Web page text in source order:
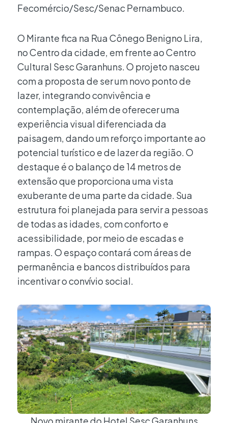
Fecomércio/Sesc/Senac Pernambuco.
O Mirante fica na Rua Cônego Benigno Lira,
no Centro da cidade, em frente ao Centro
Cultural Sesc Garanhuns. O projeto nasceu
com a proposta de ser um novo ponto de
lazer, integrando convivência e
contemplação, além de oferecer uma
experiência visual diferenciada da
paisagem, dando um reforço importante ao
potencial turístico e de lazer da região. O
destaque é o balanço de 14 metros de
extensão que proporciona uma vista
exuberante de uma parte da cidade. Sua
estrutura foi planejada para servir a pessoas
de todas as idades, com conforto e
acessibilidade, por meio de escadas e
rampas. O espaço contará com áreas de
permanência e bancos distribuídos para
incentivar o convívio social.
Novo mirante do Hotel Sesc Garanhuns